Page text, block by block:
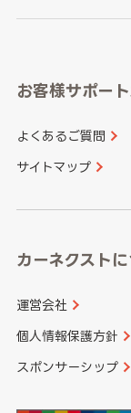
愛知県
和歌山県
山口県
香川県
長崎県
大分県
お客様サポー
よくあるご質問
サイトマップ
カーネクスト
運営会社
個人情報保護方針
スポンサーシップ